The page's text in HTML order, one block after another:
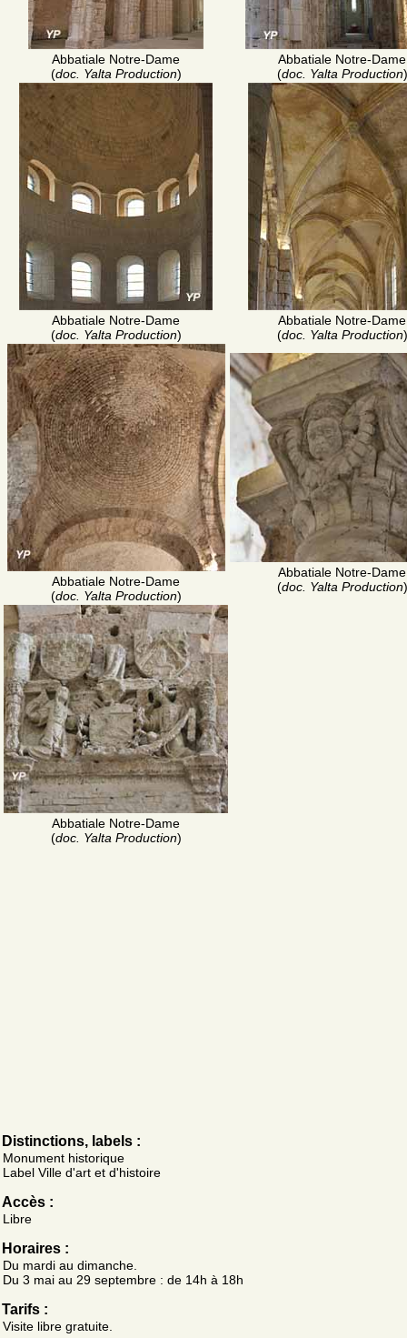
Abbatiale Notre-Dame
(doc. Yalta Production)
Abbatiale Notre-Dame
(doc. Yalta Production)
Abbatiale Notre-Dame
(doc. Yalta Production)
Abbatiale Notre-Dame
(doc. Yalta Production)
Abbatiale Notre-Dame
(doc. Yalta Production)
Abbatiale Notre-Dame
(doc. Yalta Production)
Abbatiale Notre-Dame
(doc. Yalta Production)
Distinctions, labels :
Monument historique
Label Ville d'art et d'histoire
Accès :
Libre
Horaires :
Du mardi au dimanche.
Du 3 mai au 29 septembre : de 14h à 18h
Tarifs :
Visite libre gratuite.